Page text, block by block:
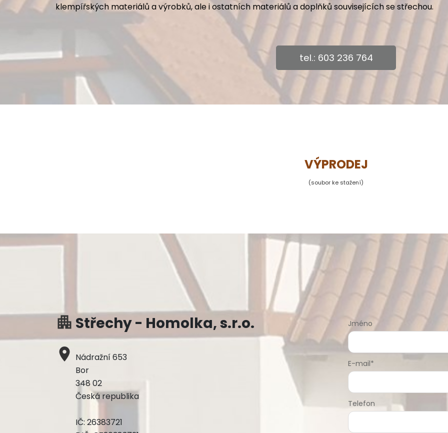
klempířských materiálů a výrobků, ale i ostatních materiálů a doplňků souvisejících se střechou.
tel.: 603 236 764
VÝPRODEJ
(soubor ke stažení)
apartment Střechy - Homolka, s.r.o.
place Nádražní 653
Bor
348 02
Česká republika
IČ: 26383721
Jméno
E-mail*
Telefon